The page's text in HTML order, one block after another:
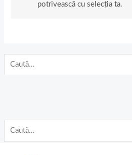
potrivească cu selecția ta.